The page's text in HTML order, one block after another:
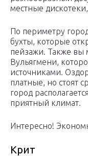
местные
По периметру
бухты, которые
пейзажи. Также вы
Вульягмени,
источниками.
платные, но стоят
город
приятный климат.
Интересно!
Крит